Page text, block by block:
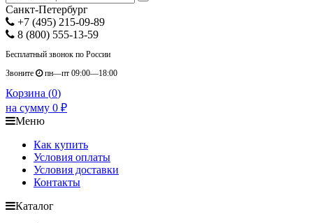
Санкт-Петербург
+7 (495) 215-09-89
8 (800) 555-13-59
Бесплатный звонок по России
Звоните
пн—пт 09:00—18:00
Корзина (0)
на сумму 0 ₽
Меню
Как купить
Условия оплаты
Условия доставки
Контакты
Каталог